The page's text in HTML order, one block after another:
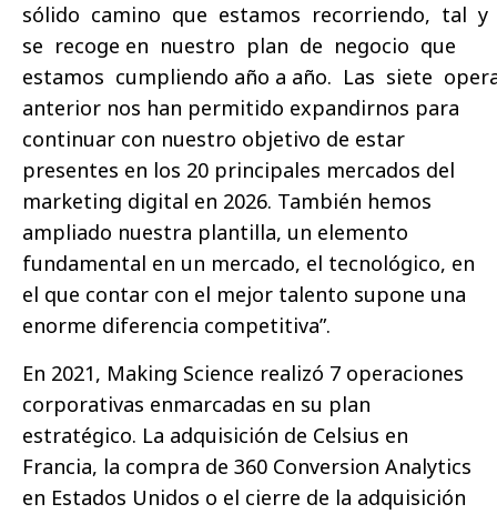
sólido camino que estamos recorriendo, tal y
se recoge en nuestro plan de negocio que
estamos cumpliendo año a año. Las siete
anterior nos han permitido expandirnos para
continuar con nuestro objetivo de estar
presentes en los 20 principales mercados del
marketing digital en 2026. También hemos
ampliado nuestra plantilla, un elemento
fundamental en un mercado, el tecnológico, en
el que contar con el mejor talento supone una
enorme diferencia competitiva”.
En 2021, Making Science realizó 7 operaciones
corporativas enmarcadas en su plan
estratégico. La adquisición de Celsius en
Francia, la compra de 360 Conversion Analytics
en Estados Unidos o el cierre de la adquisición